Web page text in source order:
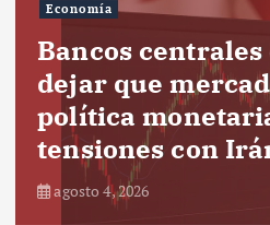
Economía
Bancos
dejar que
política
tensiones con
agosto 4, 2026